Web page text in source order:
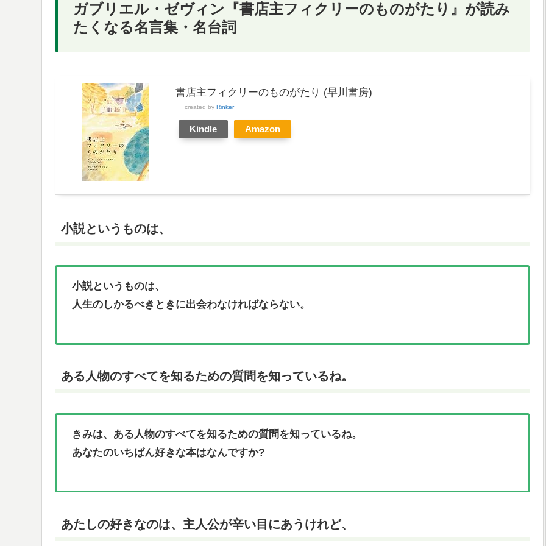
ガブリエル・ゼヴィン『書店主フィクリーのものがたり』が読み
たくなる名言集・名台詞
書店主フィクリーのものがたり (早川書房)
created by Rinker
Kindle Amazon
小説というものは、
小説というものは、
人生のしかるべきときに出会わなければならない。
ある人物のすべてを知るための質問を知っているね。
きみは、ある人物のすべてを知るための質問を知っているね。
あなたのいちばん好きな本はなんですか?
あたしの好きなのは、主人公が辛い目にあうけれど、